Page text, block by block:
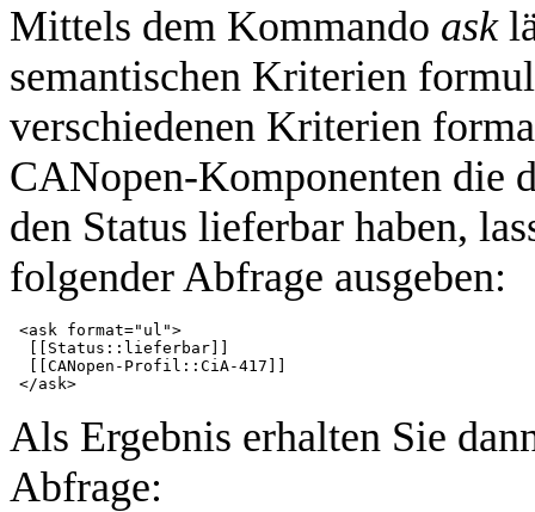
Mittels dem Kommando ask
semantischen Kriterien
verschiedenen Kriterien
CANopen-Komponenten die
den Status lieferbar haben,
folgender Abfrage ausgeben:
<ask format="ul">
[[Status::lieferbar]]
[[CANopen-Profil::CiA-417]]
Als Ergebnis erhalten Sie
Abfrage: